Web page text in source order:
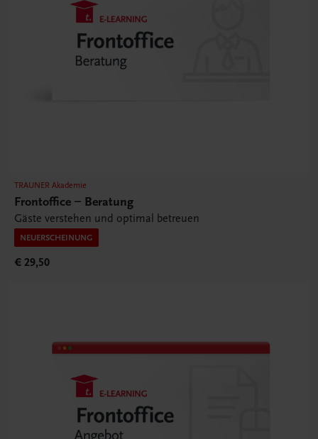
TRAUNER Akademie
Frontoffice – Beratung
Gäste verstehen und optimal betreuen
NEUERSCHEINUNG
€ 29,50